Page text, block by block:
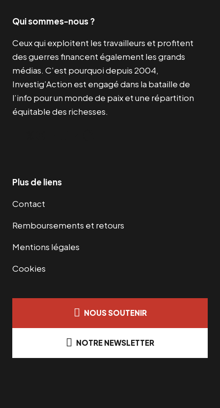
Qui sommes-nous ?
Ceux qui exploitent les travailleurs et profitent
des guerres financent également les grands
médias. C’est pourquoi depuis 2004,
Investig’Action est engagé dans la bataille de
l’info pour un monde de paix et une répartition
équitable des richesses.
Plus de liens
Contact
Remboursements et retours
Mentions légales
Cookies
NOUS SOUTENIR
NOTRE NEWSLETTER